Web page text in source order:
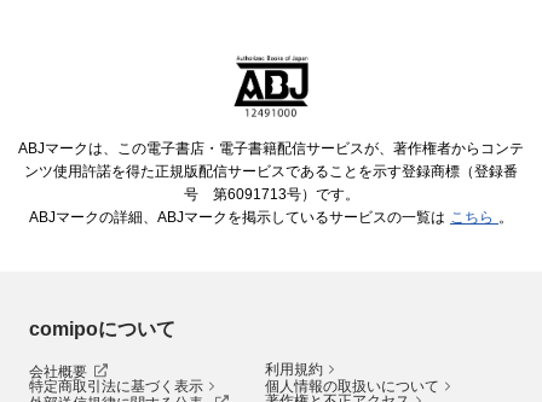
ABJマークは、この電子書店・電子書籍配信サービスが、著作権者からコンテ
ンツ使用許諾を得た正規版配信サービスであることを示す登録商標（登録番
号 第6091713号）です。
ABJマークの詳細、ABJマークを掲示しているサービスの一覧は こちら 。
comipoについて
会社概要
利用規約
特定商取引法に基づく表示
個人情報の取扱いについて